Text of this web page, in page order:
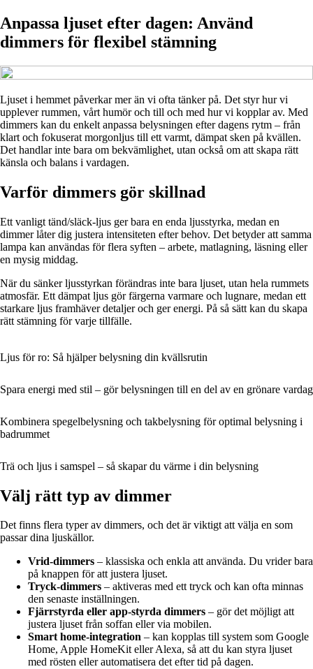
Anpassa ljuset efter dagen: Använd
dimmers för flexibel stämning
Ljuset i hemmet påverkar mer än vi ofta tänker på. Det styr hur vi
upplever rummen, vårt humör och till och med hur vi kopplar av. Med
dimmers kan du enkelt anpassa belysningen efter dagens rytm – från
klart och fokuserat morgonljus till ett varmt, dämpat sken på kvällen.
Det handlar inte bara om bekvämlighet, utan också om att skapa rätt
känsla och balans i vardagen.
Varför dimmers gör skillnad
Ett vanligt tänd/släck-ljus ger bara en enda ljusstyrka, medan en
dimmer låter dig justera intensiteten efter behov. Det betyder att samma
lampa kan användas för flera syften – arbete, matlagning, läsning eller
en mysig middag.
När du sänker ljusstyrkan förändras inte bara ljuset, utan hela rummets
atmosfär. Ett dämpat ljus gör färgerna varmare och lugnare, medan ett
starkare ljus framhäver detaljer och ger energi. På så sätt kan du skapa
rätt stämning för varje tillfälle.
Ljus för ro: Så hjälper belysning din kvällsrutin
Spara energi med stil – gör belysningen till en del av en grönare vardag
Kombinera spegelbelysning och takbelysning för optimal belysning i
badrummet
Trä och ljus i samspel – så skapar du värme i din belysning
Välj rätt typ av dimmer
Det finns flera typer av dimmers, och det är viktigt att välja en som
passar dina ljuskällor.
Vrid-dimmers – klassiska och enkla att använda. Du vrider bara
på knappen för att justera ljuset.
Tryck-dimmers – aktiveras med ett tryck och kan ofta minnas
den senaste inställningen.
Fjärrstyrda eller app-styrda dimmers – gör det möjligt att
justera ljuset från soffan eller via mobilen.
Smart home-integration – kan kopplas till system som Google
Home, Apple HomeKit eller Alexa, så att du kan styra ljuset
med rösten eller automatisera det efter tid på dagen.